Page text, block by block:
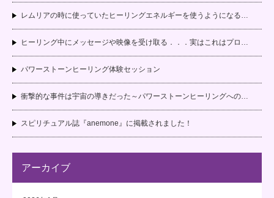
レムリアの時に使っていたヒーリングエネルギーを使うようになる…
ヒーリング中にメッセージや映像を受け取る．．．実はこれはプロ…
パワーストーンヒーリング体験セッション
衝撃的な事件は宇宙の導きだった～パワーストーンヒーリングへの…
スピリチュアル誌『anemone』に掲載されました！
アーカイブ